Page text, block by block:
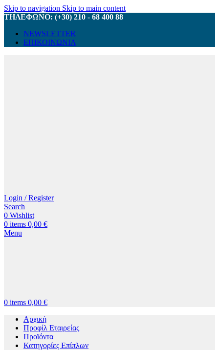
Skip to navigation Skip to main content
ΤΗΛΕΦΩΝΟ: (+30) 210 - 68 400 88
NEWSLETTER
ΕΠΙΚΟΙΝΩΝΙΑ
Login / Register
Search
0 Wishlist
0 items 0,00 €
Menu
0 items 0,00 €
Αρχική
Προφίλ Εταιρείας
Προϊόντα
Κατηγορίες Επίπλων